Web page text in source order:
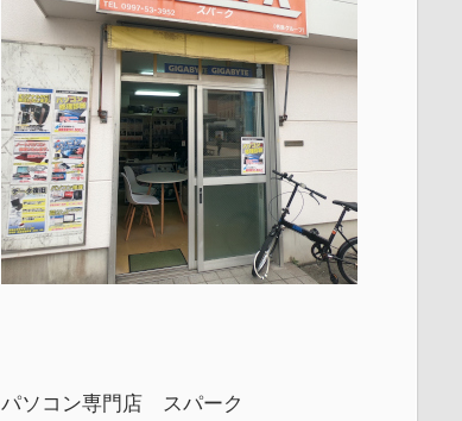
パソコン専門店 スパーク